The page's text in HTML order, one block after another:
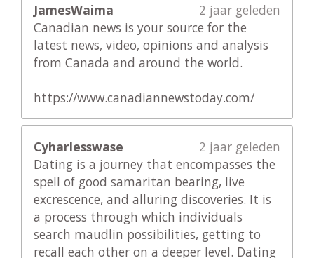
JamesWaima
2 jaar geleden
Canadian news is your source for the
latest news, video, opinions and analysis
from Canada and around the world.
https://www.canadiannewstoday.com/
Cyharlesswase
2 jaar geleden
Dating is a journey that encompasses the
spell of good samaritan bearing, live
excrescence, and alluring discoveries. It is
a process through which individuals
search maudlin possibilities, getting to
recall each other on a deeper level. Dating